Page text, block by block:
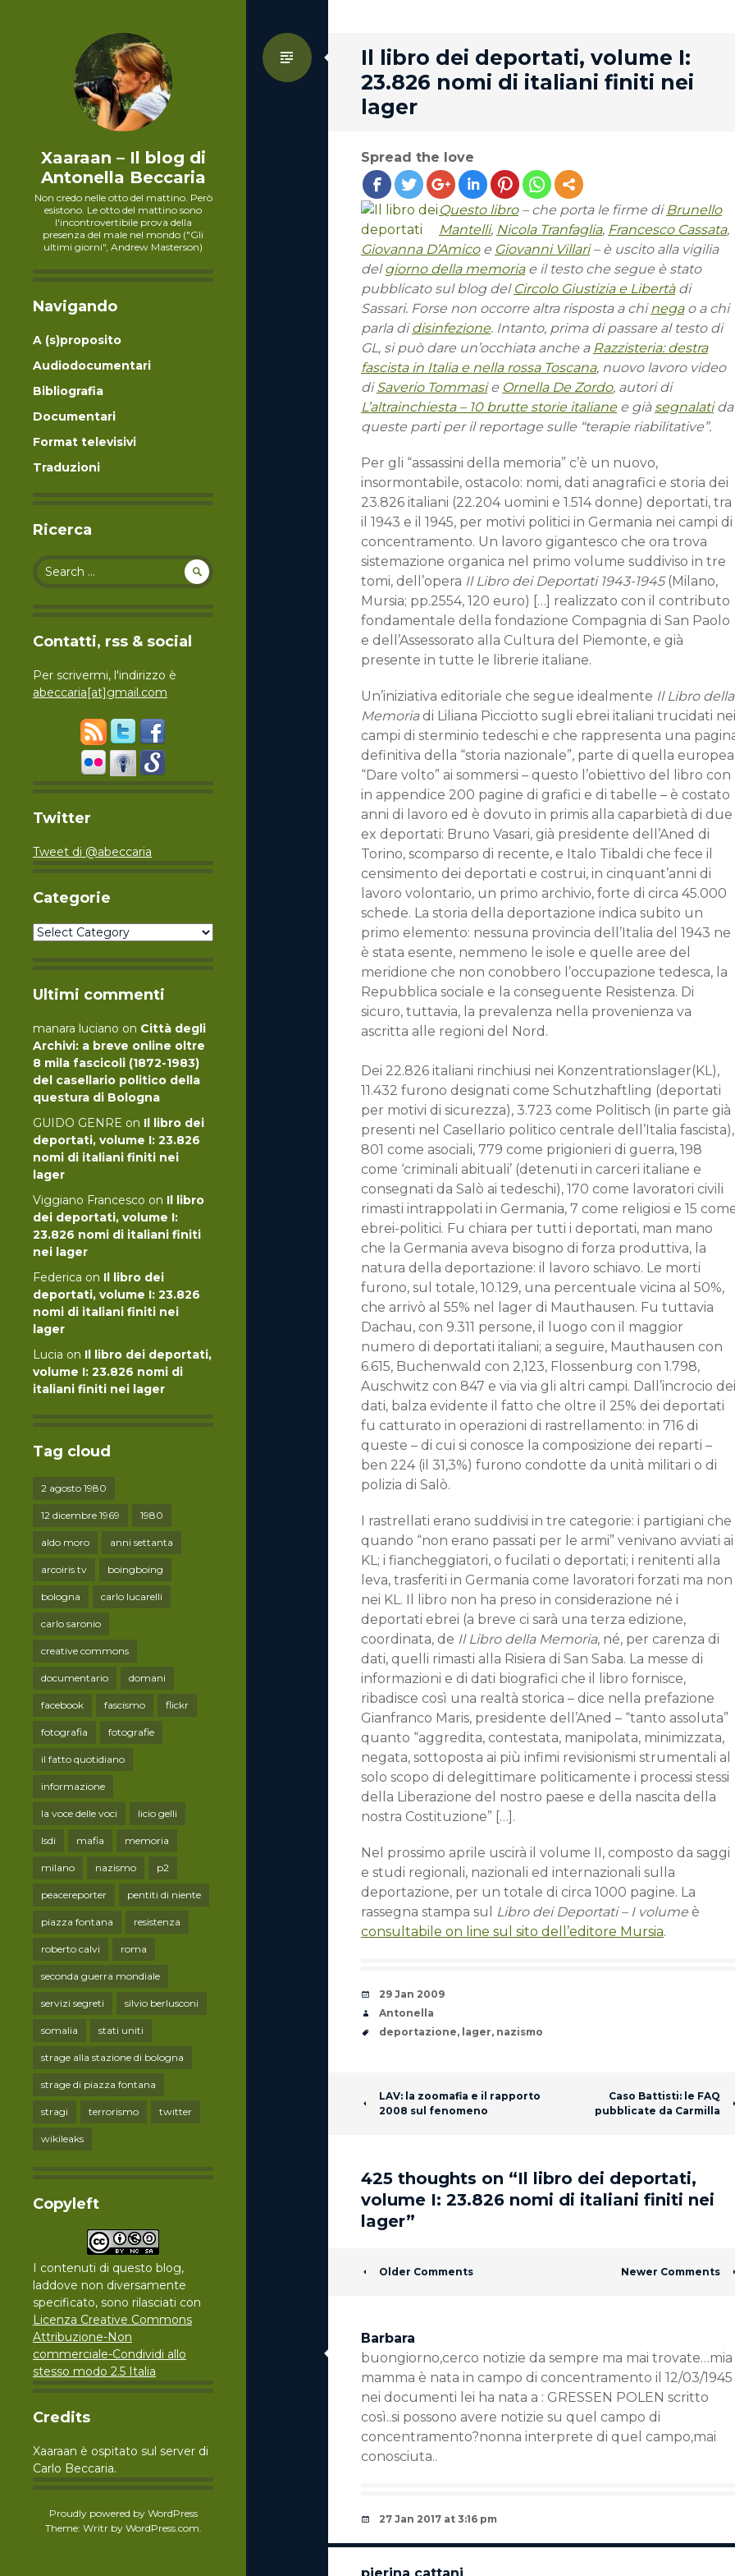
Xaaraan – Il blog di
Antonella Beccaria
Non credo nelle otto del mattino. Però
esistono. Le otto del mattino sono
l'incontrovertibile prova della
presenza del male nel mondo ("Gli
ultimi giorni", Andrew Masterson)
Navigando
A (s)proposito
Audiodocumentari
Bibliografia
Documentari
Format televisivi
Traduzioni
Ricerca
Search for:
Contatti, rss & social
Per scrivermi, l'indirizzo è
abeccaria[at]gmail.com
Twitter
Tweet di @abeccaria
Categorie
Categorie
Ultimi commenti
manara luciano on Città degli
Archivi: a breve online oltre
8 mila fascicoli (1872-1983)
del casellario politico della
questura di Bologna
GUIDO GENRE on Il libro dei
deportati, volume I: 23.826
nomi di italiani finiti nei
lager
Viggiano Francesco on Il libro
dei deportati, volume I:
23.826 nomi di italiani finiti
nei lager
Federica on Il libro dei
deportati, volume I: 23.826
nomi di italiani finiti nei
lager
Lucia on Il libro dei deportati,
volume I: 23.826 nomi di
italiani finiti nei lager
Tag cloud
2 agosto 1980
12 dicembre 1969 1980
aldo moro anni settanta
arcoiris tv boingboing
bologna carlo lucarelli
carlo saronio
creative commons
documentario domani
facebook fascismo flickr
fotografia fotografie
il fatto quotidiano
informazione
la voce delle voci licio gelli
lsdi mafia memoria
milano nazismo p2
peacereporter pentiti di niente
piazza fontana resistenza
roberto calvi roma
seconda guerra mondiale
servizi segreti silvio berlusconi
somalia stati uniti
strage alla stazione di bologna
strage di piazza fontana
stragi terrorismo twitter
wikileaks
Copyleft
I contenuti di questo blog,
laddove non diversamente
specificato, sono rilasciati con
Licenza Creative Commons
Attribuzione-Non
commerciale-Condividi allo
stesso modo 2.5 Italia
Credits
Xaaraan è ospitato sul server di
Carlo Beccaria.
Proudly powered by WordPress
Theme: Writr by WordPress.com.
Il libro dei deportati, volume I:
23.826 nomi di italiani finiti nei
lager
Standard
Spread the love
Questo libro– che porta le firme di Brunello
Mantelli, Nicola Tranfaglia, Francesco Cassata,
Giovanna D’Amicoe Giovanni Villari– è uscito alla vigilia
delgiorno della memoriae il testo che segue è stato
pubblicato sul blog del Circolo Giustizia e Libertàdi
Sassari. Forse non occorre altra risposta a chinegao a chi
parla didisinfezione. Intanto, prima di passare al testo di
GL, si può dare un’occhiata anche a Razzisteria: destra
fascista in Italia e nella rossa Toscana, nuovo lavoro video
diSaverio Tommasie Ornella De Zordo, autori di
L’altrainchiesta – 10 brutte storie italianee già segnalatida
queste parti per il reportage sulle “terapie riabilitative”.
Per gli “assassini della memoria” c’è un nuovo,
insormontabile, ostacolo: nomi, dati anagrafici e storia dei
23.826 italiani (22.204 uomini e 1.514 donne) deportati, tra
il 1943 e il 1945, per motivi politici in Germania nei campi di
concentramento. Un lavoro gigantesco che ora trova
sistemazione organica nel primo volume suddiviso in tre
tomi, dell’opera Il Libro dei Deportati 1943-1945(Milano,
Mursia; pp.2554, 120 euro) […] realizzato con il contributo
fondamentale della fondazione Compagnia di San Paolo
e dell’Assessorato alla Cultura del Piemonte, e già
presente in tutte le librerie italiane.
Un’iniziativa editoriale che segue idealmente Il Libro della
Memoriadi Liliana Picciotto sugli ebrei italiani trucidati nei
campi di sterminio tedeschi e che rappresenta una
definitiva della “storia nazionale”, parte di quella
“Dare volto” ai sommersi – questo l’obiettivo del libro con
in appendice 200 pagine di grafici e di tabelle – è costato
anni di lavoro ed è dovuto in primis alla caparbietà di due
ex deportati: Bruno Vasari, già presidente dell’Aned di
Torino, scomparso di recente, e Italo Tibaldi che fece il
censimento dei deportati e costrui, in cinquant’anni di
lavoro volontario, un primo archivio, forte di circa 45.000
schede. La storia della deportazione indica subito un
primo elemento: nessuna provincia dell’Italia del 1943 ne
è stata esente, nemmeno le isole e quelle aree del
meridione che non conobbero l’occupazione tedesca, la
Repubblica sociale e la conseguente Resistenza. Di
sicuro, tuttavia, la prevalenza nella provenienza va
ascritta alle regioni del Nord.
Dei 22.826 italiani rinchiusi nei Konzentrationslager(KL),
11.432 furono designati come Schutzhaftling (deportati
per motivi di sicurezza), 3.723 come Politisch (in parte già
presenti nel Casellario politico centrale dell’Italia fascista),
801 come asociali, 779 come prigionieri di guerra, 198
come ‘criminali abituali’ (detenuti in carceri italiane e
consegnati da Salò ai tedeschi), 170 come lavoratori civili
rimasti intrappolati in Germania, 7 come religiosi e 15
ebrei-politici. Fu chiara per tutti i deportati, man mano
che la Germania aveva bisogno di forza produttiva, la
natura della deportazione: il lavoro schiavo. Le morti
furono, sul totale, 10.129, una percentuale vicina al 50%,
che arrivò al 55% nel lager di Mauthausen. Fu tuttavia
Dachau, con 9.311 persone, il luogo con il maggior
numero di deportati italiani; a seguire, Mauthausen con
6.615, Buchenwald con 2,123, Flossenburg con 1.798,
Auschwitz con 847 e via via gli altri campi. Dall’incrocio dei
dati, balza evidente il fatto che oltre il 25% dei deportati
fu catturato in operazioni di rastrellamento: in 716 di
queste – di cui si conosce la composizione dei reparti –
ben 224 (il 31,3%) furono condotte da unità militari o di
polizia di Salò.
I rastrellati erano suddivisi in tre categorie: i partigiani che
quando “non erano passati per le armi” venivano avviati ai
KL; i fiancheggiatori, o fucilati o deportati; i renitenti alla
leva, trasferiti in Germania come lavoratori forzati ma non
nei KL. Il libro non ha preso in considerazione né i
deportati ebrei (a breve ci sarà una terza edizione,
coordinata, de Il Libro della Memoria, né, per carenza di
dati, quelli rimasti alla Risiera di San Saba. La messe di
informazioni e di dati biografici che il libro fornisce,
ribadisce così una realtà storica – dice nella prefazione
Gianfranco Maris, presidente dell’Aned – “tanto assoluta”
quanto “aggredita, contestata, manipolata, minimizzata,
negata, sottoposta ai più infimi revisionismi strumentali al
solo scopo di delegittimare politicamente i processi stessi
della Liberazione del nostro paese e della nascita della
nostra Costituzione” […].
Nel prossimo aprile uscirà il volume II, composto da saggi
e studi regionali, nazionali ed internazionali sulla
deportazione, per un totale di circa 1000 pagine. La
rassegna stampa sul
Libro dei Deportati – I volume è
consultabile on line sul sito dell’editore Mursia.
Date
29 Jan 2009
Author
Antonella
Tags
deportazione, lager, nazismo
Post navigation
LAV: la zoomafia e il rapporto
2008 sul fenomeno
Caso Battisti: le FAQ
pubblicate da Carmilla
425 thoughts on “Il libro dei deportati,
volume I: 23.826 nomi di italiani finiti nei
lager”
Comment navigation
Older Comments Newer Comments
Barbara
buongiorno,cerco notizie da sempre ma mai trovate…mia
mamma è nata in campo di concentramento il 12/03/1945
nei documenti lei ha nata a : GRESSEN POLEN scritto
così..si possono avere notizie su quel campo di
concentramento?nonna interprete di quel campo,mai
conosciuta..
27 Jan 2017 at 3:16 pm